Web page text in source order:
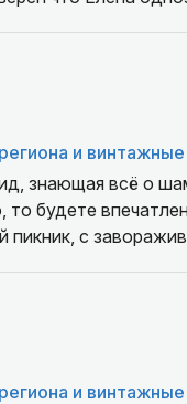
и винтажные
знающая всё о
то будете
пикник, с
и винтажные